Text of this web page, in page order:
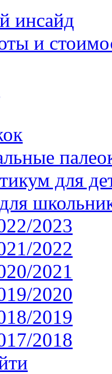
инсайд
и
для
2023
2022
2021
2020
2019
2018